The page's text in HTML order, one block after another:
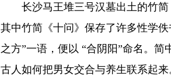
长沙马王堆三号汉墓出土的竹简
其中竹简《十问》保存了许多性学
之方”一语，便以 “合阴阳”命名。简
古人如何把男女交合与养生联系起